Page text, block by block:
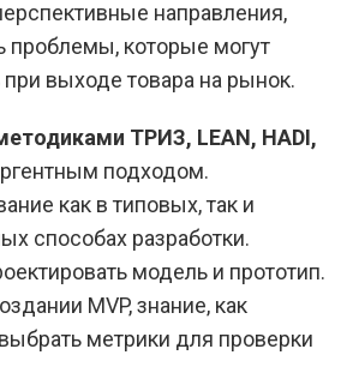
направления,
проблемы, которые могут
при выходе товара на рынок.
ТРИЗ, LEAN, HADI,
подходом.
как в типовых, так и
способах разработки.
модель и прототип.
MVP, знание, как
метрики для проверки